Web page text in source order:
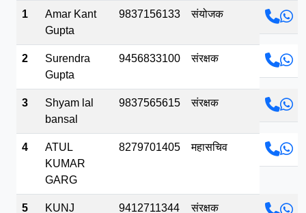
1
Amar Kant
Gupta
9837156133 संयोजक
2
Surendra
Gupta
9456833100 संरक्षक
3
Shyam lal
bansal
9837565615 संरक्षक
4
ATUL
KUMAR
GARG
8279701405 महासचिव
5
KUNJ
9412711344 संरक्षक